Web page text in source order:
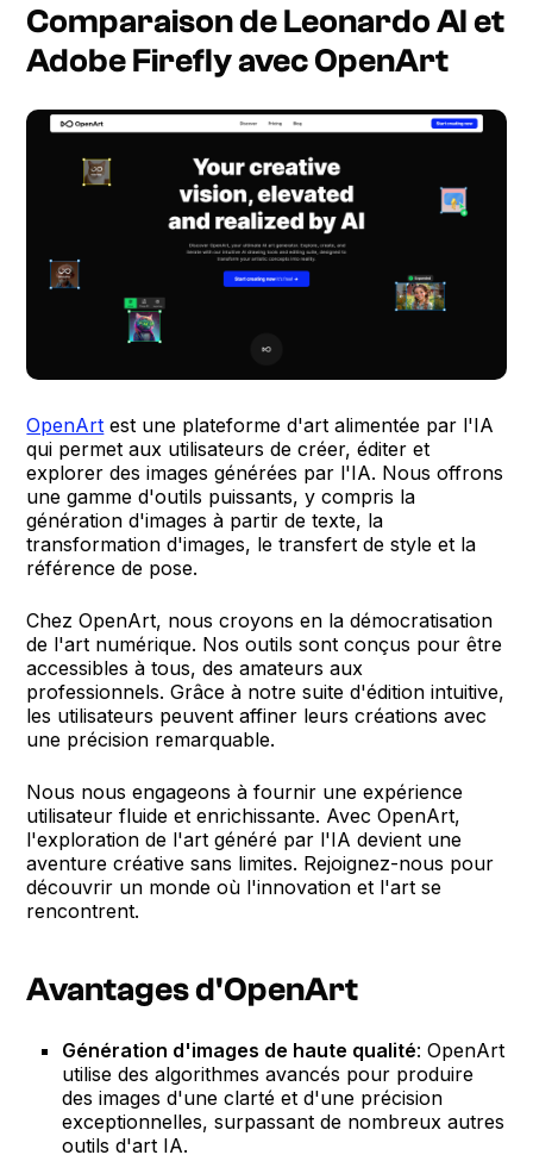
Comparaison de Leonardo AI et
Adobe Firefly avec OpenArt
OpenArt est une plateforme d'art alimentée par l'IA
qui permet aux utilisateurs de créer, éditer et
explorer des images générées par l'IA. Nous offrons
une gamme d'outils puissants, y compris la
génération d'images à partir de texte, la
transformation d'images, le transfert de style et la
référence de pose.
Chez OpenArt, nous croyons en la démocratisation
de l'art numérique. Nos outils sont conçus pour être
accessibles à tous, des amateurs aux
professionnels. Grâce à notre suite d'édition intuitive,
les utilisateurs peuvent affiner leurs créations avec
une précision remarquable.
Nous nous engageons à fournir une expérience
utilisateur fluide et enrichissante. Avec OpenArt,
l'exploration de l'art généré par l'IA devient une
aventure créative sans limites. Rejoignez-nous pour
découvrir un monde où l'innovation et l'art se
rencontrent.
Avantages d'OpenArt
Génération d'images de haute qualité: OpenArt
utilise des algorithmes avancés pour produire
des images d'une clarté et d'une précision
exceptionnelles, surpassant de nombreux autres
outils d'art IA.